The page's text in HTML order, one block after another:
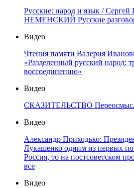
Русские: народ и язык /
НЕМЕНСКИЙ Русские
Видео
Чтения памяти Валерия
«Разделенный русский народ:
воссоединению»
Видео
СКАЗИТЕЛЬСТВО
Видео
Александр Приходько:
Лукашенко одним из первых
Россия, то на постсоветском
все
Видео